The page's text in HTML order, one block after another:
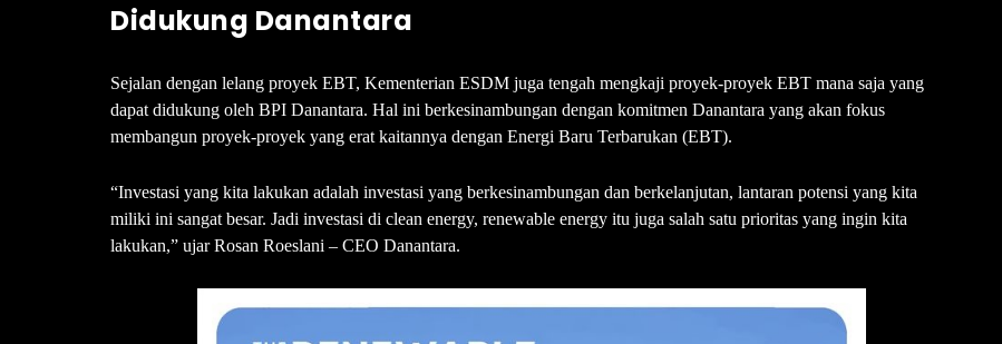
Didukung Danantara
Sejalan dengan lelang proyek EBT, Kementerian ESDM juga tengah mengkaji proyek-proyek EBT mana saja yang
dapat didukung oleh BPI Danantara. Hal ini berkesinambungan dengan komitmen Danantara yang akan fokus
membangun proyek-proyek yang erat kaitannya dengan Energi Baru Terbarukan (EBT).
“Investasi yang kita lakukan adalah investasi yang berkesinambungan dan berkelanjutan, lantaran potensi yang kita
miliki ini sangat besar. Jadi investasi di clean energy, renewable energy itu juga salah satu prioritas yang ingin kita
lakukan,” ujar Rosan Roeslani – CEO Danantara.